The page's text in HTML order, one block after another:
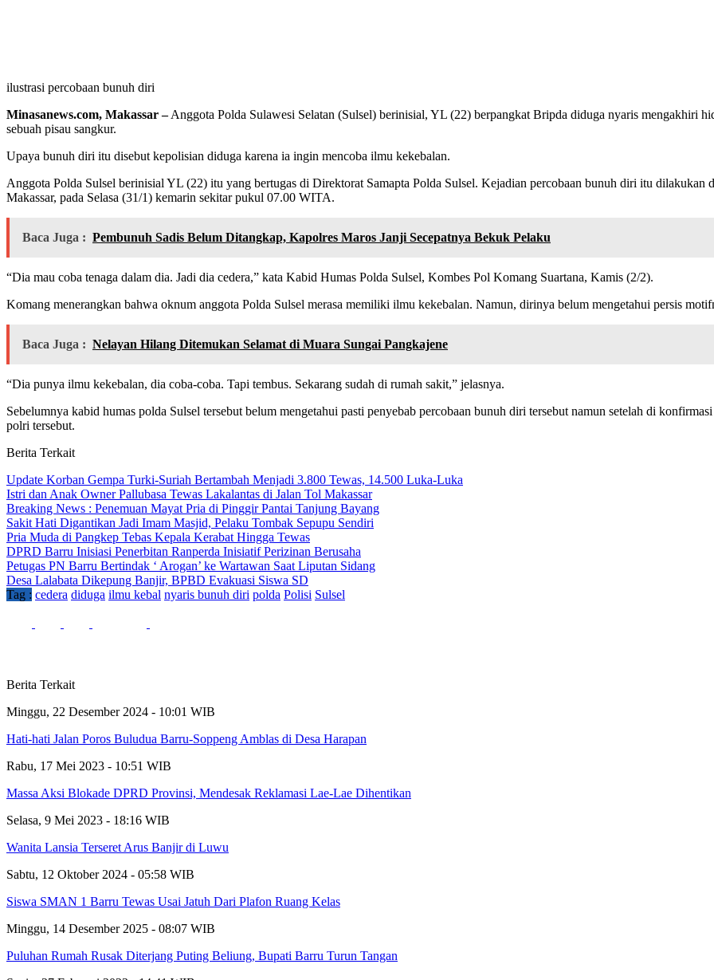
ilustrasi percobaan bunuh diri
Minasanews.com, Makassar –Anggota Polda Sulawesi Selatan (Sulsel) berinisial, YL (22) berpangkat Bripda diduga nyaris mengakhiri
sebuah pisau sangkur.
Upaya bunuh diri itu disebut kepolisian diduga karena ia ingin mencoba ilmu kekebalan.
Anggota Polda Sulsel berinisial YL (22) itu yang bertugas di Direktorat Samapta Polda Sulsel. Kejadian percobaan bunuh diri itu dilakukan
Makassar, pada Selasa (31/1) kemarin sekitar pukul 07.00 WITA.
Baca Juga : Pembunuh Sadis Belum Ditangkap, Kapolres Maros Janji Secepatnya Bekuk Pelaku
“Dia mau coba tenaga dalam dia. Jadi dia cedera,” kata Kabid Humas Polda Sulsel, Kombes Pol Komang Suartana, Kamis (2/2).
Komang menerangkan bahwa oknum anggota Polda Sulsel merasa memiliki ilmu kekebalan. Namun, dirinya belum mengetahui persis
Baca Juga : Nelayan Hilang Ditemukan Selamat di Muara Sungai Pangkajene
“Dia punya ilmu kekebalan, dia coba-coba. Tapi tembus. Sekarang sudah di rumah sakit,” jelasnya.
Sebelumnya kabid humas polda Sulsel tersebut belum mengetahui pasti penyebab percobaan bunuh diri tersebut namun setelah di
polri tersebut.
Berita Terkait
Update Korban Gempa Turki-Suriah Bertambah Menjadi 3.800 Tewas, 14.500 Luka-Luka
Istri dan Anak Owner Pallubasa Tewas Lakalantas di Jalan Tol Makassar
Breaking News : Penemuan Mayat Pria di Pinggir Pantai Tanjung Bayang
Sakit Hati Digantikan Jadi Imam Masjid, Pelaku Tombak Sepupu Sendiri
Pria Muda di Pangkep Tebas Kepala Kerabat Hingga Tewas
DPRD Barru Inisiasi Penerbitan Ranperda Inisiatif Perizinan Berusaha
Petugas PN Barru Bertindak ‘ Arogan’ ke Wartawan Saat Liputan Sidang
Desa Lalabata Dikepung Banjir, BPBD Evakuasi Siswa SD
Tag : cedera diduga ilmu kebal nyaris bunuh diri polda Polisi Sulsel
Berita Terkait
Minggu, 22 Desember 2024 - 10:01 WIB
Hati-hati Jalan Poros Buludua Barru-Soppeng Amblas di Desa Harapan
Rabu, 17 Mei 2023 - 10:51 WIB
Massa Aksi Blokade DPRD Provinsi, Mendesak Reklamasi Lae-Lae Dihentikan
Selasa, 9 Mei 2023 - 18:16 WIB
Wanita Lansia Terseret Arus Banjir di Luwu
Sabtu, 12 Oktober 2024 - 05:58 WIB
Siswa SMAN 1 Barru Tewas Usai Jatuh Dari Plafon Ruang Kelas
Minggu, 14 Desember 2025 - 08:07 WIB
Puluhan Rumah Rusak Diterjang Puting Beliung, Bupati Barru Turun Tangan